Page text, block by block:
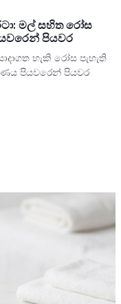
මල් සහිත රෝස
පියවර
හැකි රෝස පැහැති
පියවරෙන් පියවර